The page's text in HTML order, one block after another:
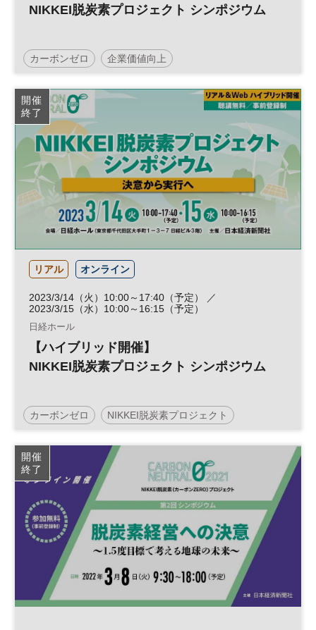
NIKKEI脱炭素プロジェクト シンポジウム
カーボンゼロ 企業価値向上
NIKKEI脱炭素プロジェクト 社会課題
サステナビリティ
カーボンニュートラル サステナブル 投資 ESG
経営戦略 ESG投資 参加無料
開催
終了
リアル オンライン
2023/3/14（火）10:00～17:40（予定） ／
2023/3/15（水）10:00～16:15（予定）
日経ホール
【ハイブリッド開催】
NIKKEI脱炭素プロジェクト シンポジウム
カーボンゼロ NIKKEI脱炭素プロジェクト
サステナビリティ 脱炭素 カーボンニュートラル
サステナブル 参加無料
開催
終了